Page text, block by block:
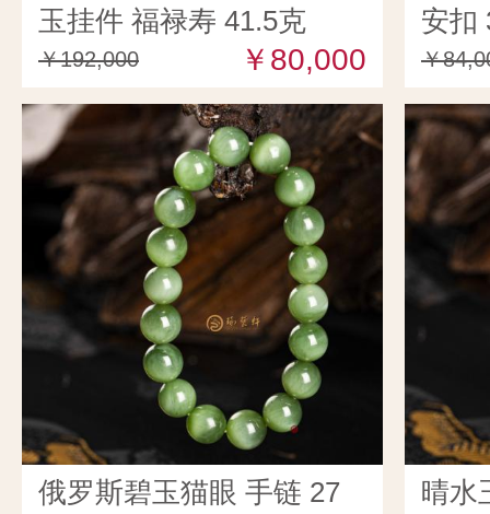
玉挂件 福禄寿 41.5克
￥192,000 ￥80,000
安扣
￥
俄罗斯碧玉猫眼 手链 27
晴水